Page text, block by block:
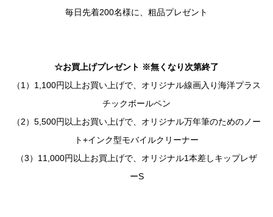
毎日先着200名様に、粗品プレゼント
☆お買上げプレゼント ※無くなり次第終了
（1）1,100円以上お買い上げで、オリジナル線画入り海洋プラス
チックボールペン
（2）5,500円以上お買い上げで、オリジナル万年筆のためのノー
ト+インク型モバイルクリーナー
（3）11,000円以上お買上げで、オリジナル1本差しキップレザ
ーS